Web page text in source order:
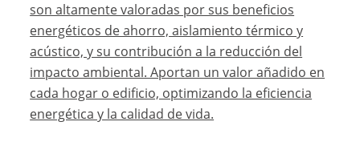
son altamente valoradas por sus beneficios
energéticos de ahorro, aislamiento térmico y
acústico, y su contribución a la reducción del
impacto ambiental. Aportan un valor añadido en
cada hogar o edificio, optimizando la eficiencia
energética y la calidad de vida.